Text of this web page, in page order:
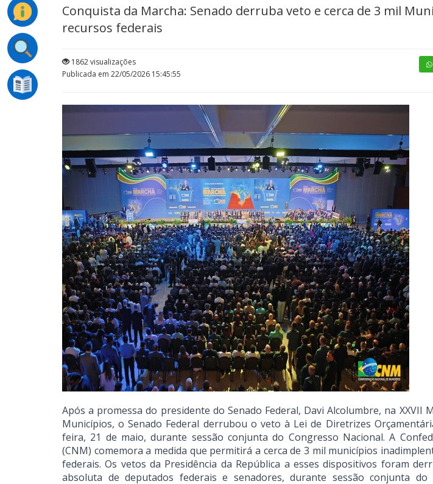
Conquista da Marcha: Senado derruba veto e cerca de 3 mil
recursos federais
1862 visualizações
Publicada em 22/05/2026 15:45:55
Após a promessa do presidente do Senado Federal, Davi Alcolumbre, na XXVII
Municípios, o Senado Federal derrubou o veto à Lei de Diretrizes
feira, 21 de maio, durante sessão conjunta do Congresso Nacional. A
(CNM) comemora a medida que permitirá a cerca de 3 mil municípios
federais. Os vetos da Presidência da República a esses dispositivos foram
absoluta de deputados federais e senadores, durante sessão conjunta do